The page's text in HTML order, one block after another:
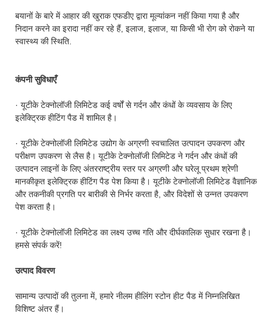
बयानों के बारे में आहार की खुराक एफडीए द्वारा मूल्यांकन नहीं किया गया है और
निदान करने का इरादा नहीं कर रहे हैं, इलाज, इलाज, या किसी भी रोग को रोकने या
स्वास्थ्य की स्थिति.
कंपनी सुविधाएँ
· यूटीके टेक्नोलॉजी लिमिटेड कई वर्षों से गर्दन और कंधों के व्यवसाय के लिए
इलेक्ट्रिक हीटिंग पैड में शामिल है।
· यूटीके टेक्नोलॉजी लिमिटेड उद्योग के अग्रणी स्वचालित उत्पादन उपकरण और
परीक्षण उपकरण से लैस है। यूटीके टेक्नोलॉजी लिमिटेड ने गर्दन और कंधों की
उत्पादन लाइनों के लिए अंतरराष्ट्रीय स्तर पर अग्रणी और घरेलू प्रथम श्रेणी
मानकीकृत इलेक्ट्रिक हीटिंग पैड पेश किया है। यूटीके टेक्नोलॉजी लिमिटेड वैज्ञानिक
और तकनीकी प्रगति पर बारीकी से निर्भर करता है, और विदेशों से उन्नत उपकरण
पेश करता है।
· यूटीके टेक्नोलॉजी लिमिटेड का लक्ष्य उच्च गति और दीर्घकालिक सुधार रखना है।
हमसे संपर्क करें!
उत्पाद विवरण
सामान्य उत्पादों की तुलना में, हमारे नीलम हीलिंग स्टोन हीट पैड में निम्नलिखित
विशिष्ट अंतर हैं।